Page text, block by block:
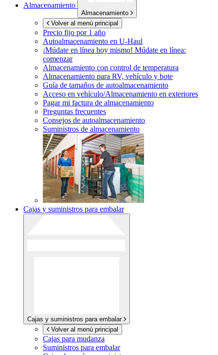
Almacenamiento
Almacenamiento
Volver al menú principal
Precio fijo por 1 año
Autoalmacenamiento en U-Haul
¡Múdate en línea hoy mismo! Múdate en línea:
comenzar
Almacenamiento con control de temperatura
Almacenamiento para RV, vehículo y bote
Guía de tamaños de autoalmacenamiento
Acceso en vehículo/Almacenamiento en exteriores
Pagar mi factura de almacenamiento
Preguntas frecuentes
Consejos de autoalmacenamiento
Suministros de almacenamiento
Cajas y suministros para embalar
Cajas y suministros para embalar
Volver al menú principal
Cajas para mudanza
Suministros para embalar